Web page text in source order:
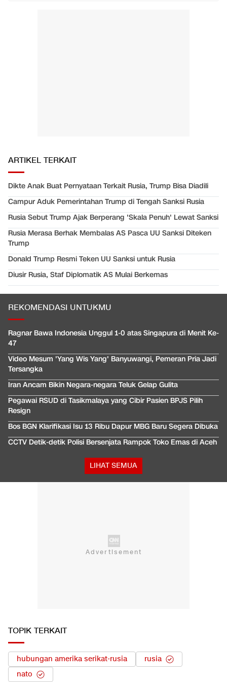
ARTIKEL TERKAIT
Dikte Anak Buat Pernyataan Terkait Rusia, Trump Bisa Diadili
Campur Aduk Pemerintahan Trump di Tengah Sanksi Rusia
Rusia Sebut Trump Ajak Berperang 'Skala Penuh' Lewat Sanksi
Rusia Merasa Berhak Membalas AS Pasca UU Sanksi Diteken
Trump
Donald Trump Resmi Teken UU Sanksi untuk Rusia
Diusir Rusia, Staf Diplomatik AS Mulai Berkemas
REKOMENDASI UNTUKMU
Ragnar Bawa Indonesia Unggul 1-0 atas Singapura di Menit Ke-
47
Video Mesum 'Yang Wis Yang' Banyuwangi, Pemeran Pria Jadi
Tersangka
Iran Ancam Bikin Negara-negara Teluk Gelap Gulita
Pegawai RSUD di Tasikmalaya yang Cibir Pasien BPJS Pilih
Resign
Bos BGN Klarifikasi Isu 13 Ribu Dapur MBG Baru Segera Dibuka
CCTV Detik-detik Polisi Bersenjata Rampok Toko Emas di Aceh
LIHAT SEMUA
TOPIK TERKAIT
hubungan amerika serikat-rusia
rusia
nato